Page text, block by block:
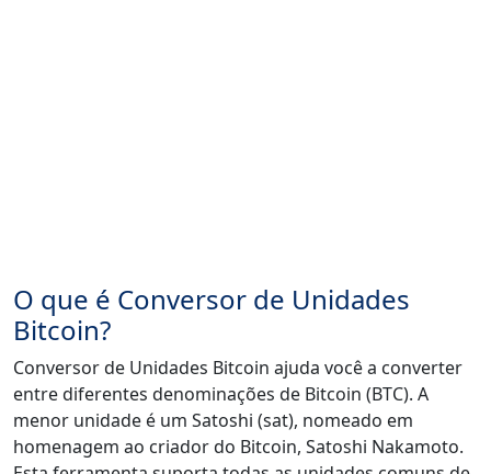
O que é Conversor de Unidades
Bitcoin?
Conversor de Unidades Bitcoin ajuda você a converter
entre diferentes denominações de Bitcoin (BTC). A
menor unidade é um Satoshi (sat), nomeado em
homenagem ao criador do Bitcoin, Satoshi Nakamoto.